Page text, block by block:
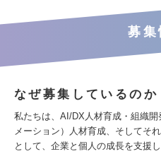
募集
なぜ募集しているのか
私たちは、AI/DX人材育成・組織
メーション）人材育成、そしてそ
として、企業と個人の成長を支援し